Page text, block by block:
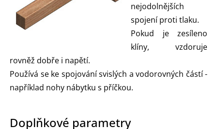
nejodolnějších
spojení proti tlaku.
Pokud je zesíleno
klíny, vzdoruje
rovněž dobře i napětí.
Používá se ke spojování svislých a vodorovných částí -
například nohy nábytku s příčkou.
Doplňkové parametry